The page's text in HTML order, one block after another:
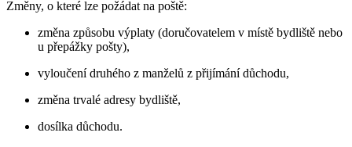
Změny, o které lze požádat na poště:
změna způsobu výplaty (doručovatelem v místě bydliště nebo
u přepážky pošty),
vyloučení druhého z manželů z přijímání důchodu,
změna trvalé adresy bydliště,
dosílka důchodu.